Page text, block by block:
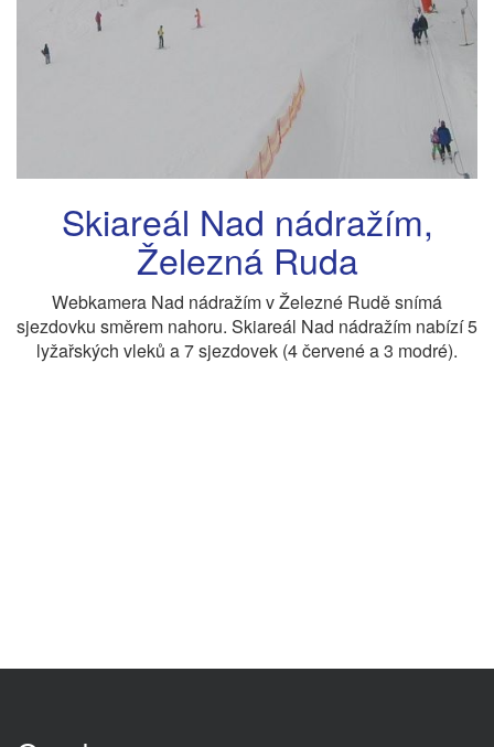
Skiareál Nad nádražím,
Železná Ruda
Webkamera Nad nádražím v Železné Rudě snímá
sjezdovku směrem nahoru. Skiareál Nad nádražím nabízí 5
lyžařských vleků a 7 sjezdovek (4 červené a 3 modré).